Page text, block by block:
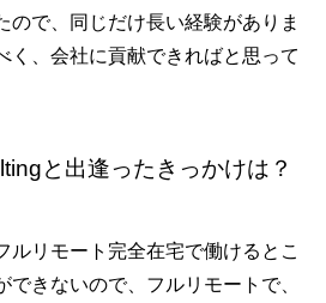
ので、同じだけ長い経験がありま
く、会社に貢献できればと思って
と出逢ったきっかけは？
ルリモート完全在宅で働けるとこ
できないので、フルリモートで、